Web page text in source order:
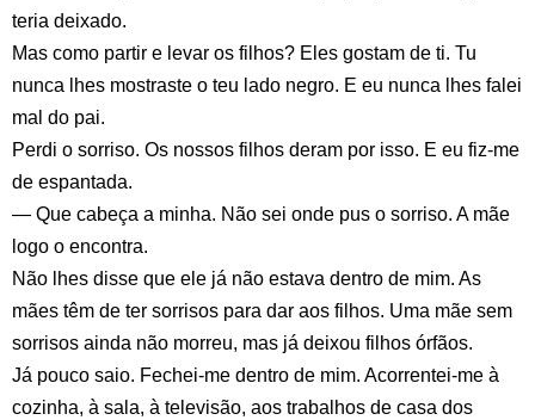
teria deixado.
Mas como partir e levar os filhos? Eles gostam de ti. Tu
nunca lhes mostraste o teu lado negro. E eu nunca lhes falei
mal do pai.
Perdi o sorriso. Os nossos filhos deram por isso. E eu fiz-me
de espantada.
— Que cabeça a minha. Não sei onde pus o sorriso. A mãe
logo o encontra.
Não lhes disse que ele já não estava dentro de mim. As
mães têm de ter sorrisos para dar aos filhos. Uma mãe sem
sorrisos ainda não morreu, mas já deixou filhos órfãos.
Já pouco saio. Fechei-me dentro de mim. Acorrentei-me à
cozinha, à sala, à televisão, aos trabalhos de casa dos